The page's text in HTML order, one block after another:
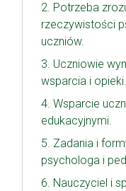
2. Potrzeba
rzeczywistości
uczniów.
3. Uczniowie
wsparcia i opieki.
4. Wsparcie
edukacyjnymi.
5. Zadania i
psychologa i
6. Nauczyciel i